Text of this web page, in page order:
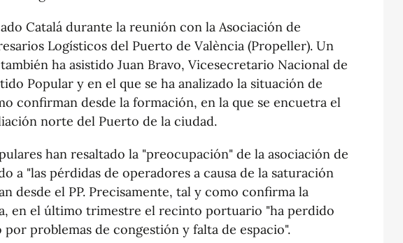
Catalá durante la reunión con la Asociación de
Logísticos del Puerto de València (Propeller). Un
ha asistido Juan Bravo, Vicesecretario Nacional de
Popular y en el que se ha analizado la situación de
confirman desde la formación, en la que se encuetra el
norte del Puerto de la ciudad.
han resaltado la "preocupación" de la asociación de
a "las pérdidas de operadores a causa de la saturación
desde el PP. Precisamente, tal y como confirma la
en el último trimestre el recinto portuario "ha perdido
problemas de congestión y falta de espacio".